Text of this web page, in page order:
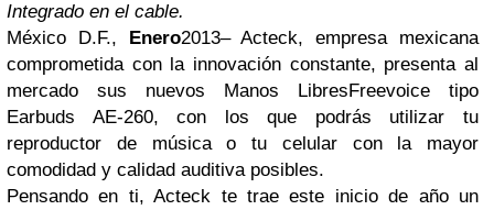
Integrado en el cable.
México D.F., Enero2013–Acteck, empresa mexicana
comprometida con la innovación constante, presenta al
mercado sus nuevos Manos LibresFreevoice tipo
Earbuds AE-260, con los que podrás utilizar tu
reproductor de música o tu celular con la mayor
comodidad y calidad auditiva posibles.
Pensando en ti, Acteck te trae este inicio de año un